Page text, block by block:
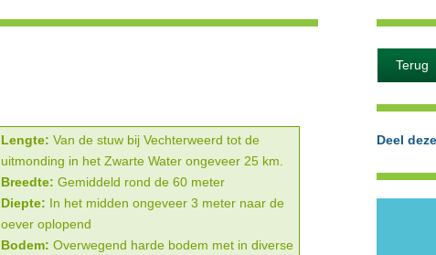
Lengte: Van de stuw bij Vechterweerd tot de
uitmonding in het Zwarte Water ongeveer 25 km.
Breedte: Gemiddeld rond de 60 meter
Diepte: In het midden ongeveer 3 meter naar de
oever oplopend
Bodem: Overwegend harde bodem met in diverse
Terug
Deel